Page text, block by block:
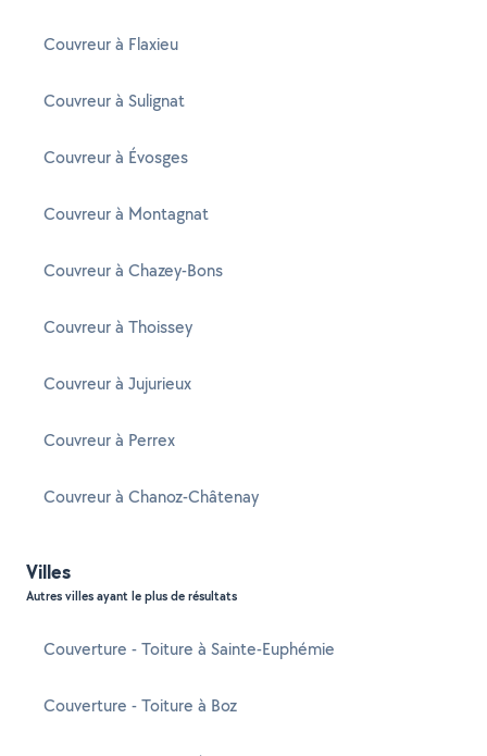
Couvreur à Flaxieu
Couvreur à Sulignat
Couvreur à Évosges
Couvreur à Montagnat
Couvreur à Chazey-Bons
Couvreur à Thoissey
Couvreur à Jujurieux
Couvreur à Perrex
Couvreur à Chanoz-Châtenay
Villes
Autres villes ayant le plus de résultats
Couverture - Toiture à Sainte-Euphémie
Couverture - Toiture à Boz